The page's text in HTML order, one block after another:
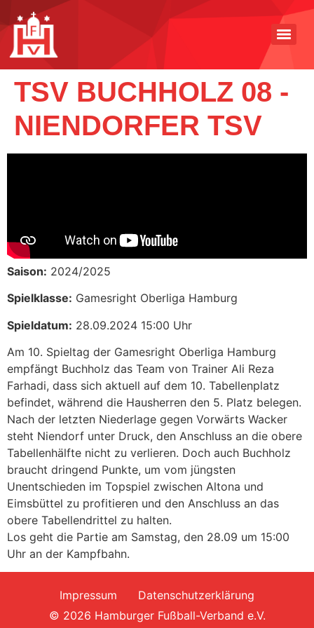
TSV BUCHHOLZ 08 -
NIENDORFER TSV
Saison: 2024/2025
Spielklasse: Gamesright Oberliga Hamburg
Spieldatum: 28.09.2024 15:00 Uhr
Am 10. Spieltag der Gamesright Oberliga Hamburg
empfängt Buchholz das Team von Trainer Ali Reza
Farhadi, dass sich aktuell auf dem 10. Tabellenplatz
befindet, während die Hausherren den 5. Platz belegen.
Nach der letzten Niederlage gegen Vorwärts Wacker
steht Niendorf unter Druck, den Anschluss an die obere
Tabellenhälfte nicht zu verlieren. Doch auch Buchholz
braucht dringend Punkte, um vom jüngsten
Unentschieden im Topspiel zwischen Altona und
Eimsbüttel zu profitieren und den Anschluss an das
obere Tabellendrittel zu halten.
Los geht die Partie am Samstag, den 28.09 um 15:00
Uhr an der Kampfbahn.
Impressum
Datenschutzerklärung
© 2026 Hamburger Fußball-Verband e.V.